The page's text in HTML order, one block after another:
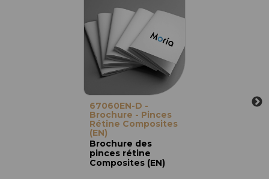
67060EN-D -
Brochure - Pinces
Rétine Composites
(EN)
Brochure des
pinces rétine
Composites (EN)